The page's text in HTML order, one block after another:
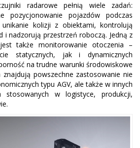
radarowe pełnią wiele zadań:
pozycjonowanie pojazdów podczas
kolizji z obiektami, kontrolują
i nadzorują przestrzeń roboczą. Jedną z
także monitorowanie otoczenia –
statycznych, jak i dynamicznych
na trudne warunki środowiskowe
znajdują powszechne zastosowanie nie
typu AGV, ale także w innych
stosowanych w logistyce, produkcji,